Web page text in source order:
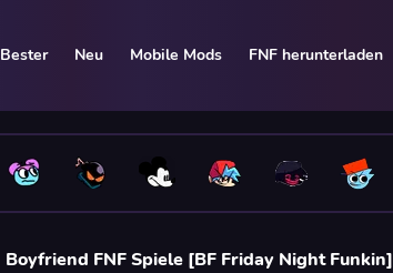
Bester Neu Mobile Mods FNF herunterladen
Boyfriend FNF Spiele [BF Friday Night Funkin]